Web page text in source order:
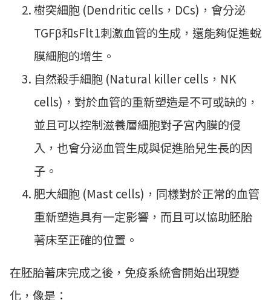
樹突細胞 (Dendritic cells，DCs)，會分泌
TGFβ和sFlt1刺激血管的生成，還能夠促進蛻
膜細胞的增生。
自然殺手細胞 (Natural killer cells，NK
cells)，對於血管的重新塑造是不可或缺的，
並且可以控制滋養層細胞對子宮內膜的侵
入，也會分泌血管生成與促進胎兒生長的因
子。
肥大細胞 (Mast cells)，同樣對於正常的血管
重新塑造具有一定影響，而且可以協助胚胎
著床至正確的位置。
在胚胎著床完成之後，免疫系統會開始出現變
化，像是：